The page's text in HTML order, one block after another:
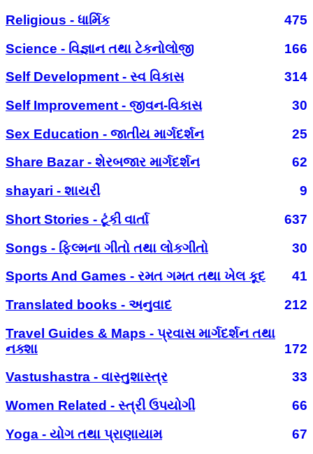
Religious - ધાર્મિક
475
Science - વિજ્ઞાન તથા ટેકનોલોજી
166
Self Development - સ્વ વિકાસ
314
Self Improvement - જીવન-વિકાસ
30
Sex Education - જાતીય માર્ગદર્શન
25
Share Bazar - શેરબજાર માર્ગદર્શન
62
shayari - શાયરી
9
Short Stories - ટૂંકી વાર્તા
637
Songs - ફિલ્મના ગીતો તથા લોકગીતો
30
Sports And Games - રમત ગમત તથા ખેલ કૂદ
41
Translated books - અનુવાદ
212
Travel Guides & Maps - પ્રવાસ માર્ગદર્શન તથા
નક્શા
172
Vastushastra - વાસ્તુશાસ્ત્ર
33
Women Related - સ્ત્રી ઉપયોગી
66
Yoga - યોગ તથા પ્રાણાયામ
67